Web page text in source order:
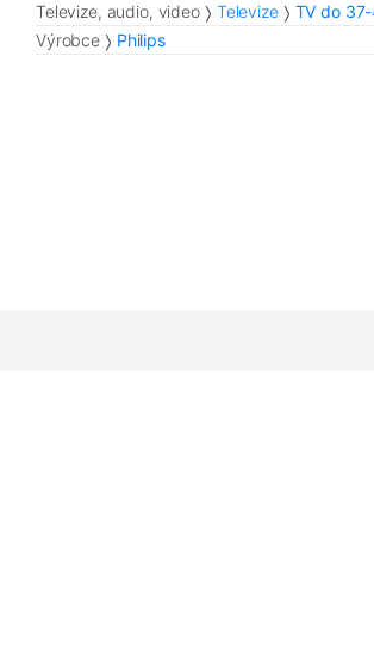
Televize, audio, video Televize
TV do
Výrobce
Philips